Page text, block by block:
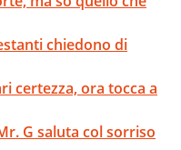
chiedono di
certezza, ora tocca a
G saluta col sorriso